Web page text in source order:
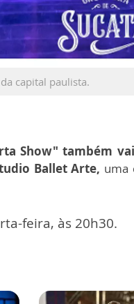
capital paulista.
Show" também
Ballet Arte, uma
feira, às 20h30.